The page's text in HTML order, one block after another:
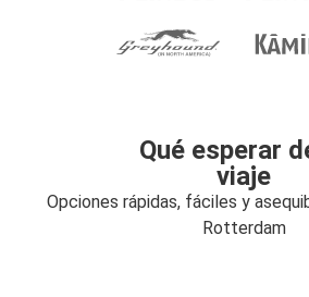
Qué esperar
viaje
Opciones rápidas, fáciles y
Rotterdam